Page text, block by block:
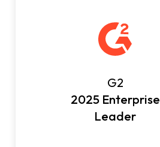
G2
2025 Enterprise
Leader